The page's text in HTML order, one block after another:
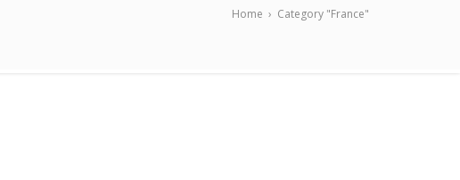
Home › Category "France"